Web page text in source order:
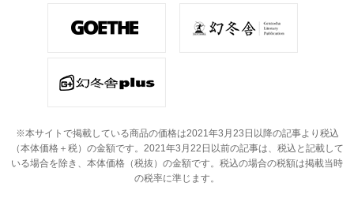
※本サイトで掲載している商品の価格は2021年3月23日以降の記事より税込
（本体価格＋税）の金額です。 2021年3月22日以前の記事は、税込と記載して
いる場合を除き、本体価格（税抜）の金額です。 税込の場合の税額は掲載当時
の税率に準じます。